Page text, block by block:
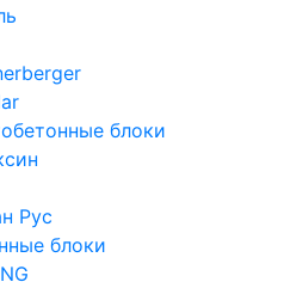
блоки
Рус
блоки